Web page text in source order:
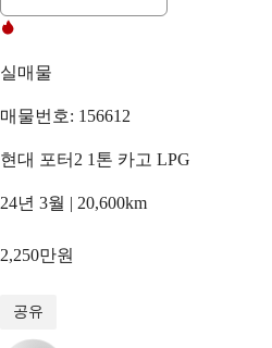
실매물
매물번호: 156612
현대 포터2 1톤 카고 LPG
24년 3월 | 20,600km
2,250만원
공유
/20